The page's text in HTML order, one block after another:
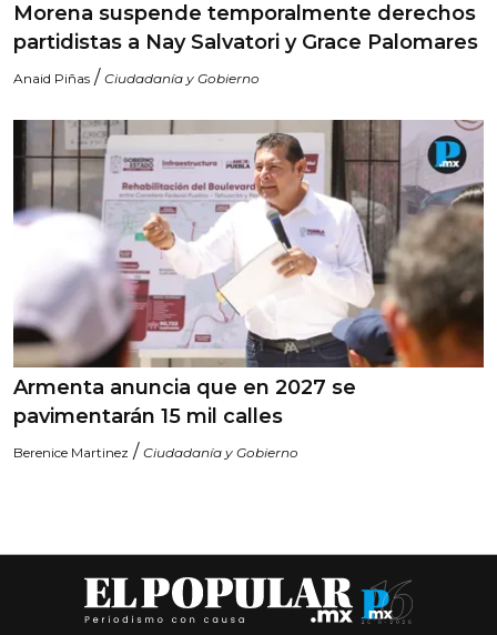
Morena suspende temporalmente derechos
partidistas a Nay Salvatori y Grace Palomares
Anaid Piñas / Ciudadanía y Gobierno
Armenta anuncia que en 2027 se
pavimentarán 15 mil calles
Berenice Martinez / Ciudadanía y Gobierno